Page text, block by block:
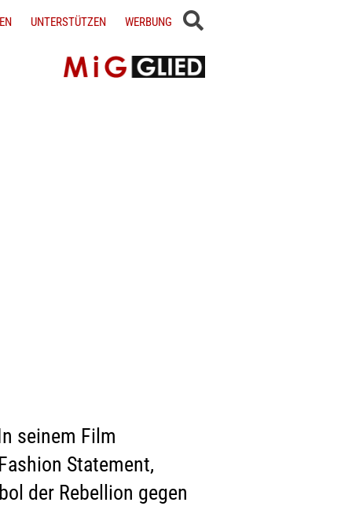
UNTERSTÜTZEN WERBUNG
seinem Film
Statement,
der Rebellion gegen